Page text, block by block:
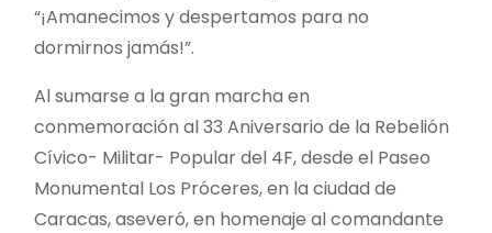
“¡Amanecimos y despertamos para no
dormirnos jamás!”.
Al sumarse a la gran marcha en
conmemoración al 33 Aniversario de la Rebelión
Cívico- Militar- Popular del 4F, desde el Paseo
Monumental Los Próceres, en la ciudad de
Caracas, aseveró, en homenaje al comandante